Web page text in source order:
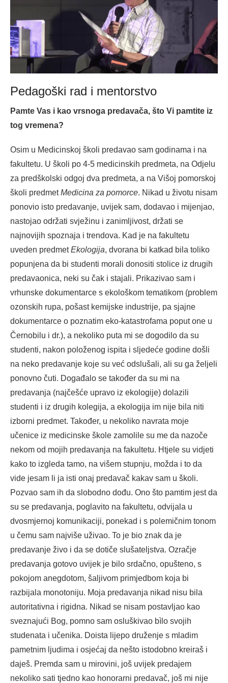
Pedagoški rad i mentorstvo
Pamte Vas i kao vrsnoga predavača, što Vi pamtite iz
tog vremena?
Osim u Medicinskoj školi predavao sam godinama i na
fakultetu. U školi po 4-5 medicinskih predmeta, na Odjelu
za predškolski odgoj dva predmeta, a na Višoj pomorskoj
školi predmetMedicina za pomorce. Nikad u životu nisam
ponovio isto predavanje, uvijek sam, dodavao i mijenjao,
nastojao održati svježinu i zanimljivost, držati se
najnovijih spoznaja i trendova. Kad je na fakultetu
uveden predmetEkologija, dvorana bi katkad bila toliko
popunjena da bi studenti morali donositi stolice iz drugih
predavaonica, neki su čak i stajali. Prikazivao sam i
vrhunske dokumentarce s ekološkom tematikom (problem
ozonskih rupa, pošast kemijske industrije, pa sjajne
dokumentarce o poznatim eko-katastrofama poput one u
Černobilu i dr.), a nekoliko puta mi se dogodilo da su
studenti, nakon položenog ispita i sljedeće godine došli
na neko predavanje koje su već odslušali, ali su ga željeli
ponovno čuti. Događalo se također da su mi na
predavanja (najčešće upravo iz ekologije) dolazili
studenti i iz drugih kolegija, a ekologija im nije bila niti
izborni predmet. Također, u nekoliko navrata moje
učenice iz medicinske škole zamolile su me da nazoče
nekom od mojih predavanja na fakultetu. Htjele su vidjeti
kako to izgleda tamo, na višem stupnju, možda i to da
vide jesam li ja isti onaj predavač kakav sam u školi.
Pozvao sam ih da slobodno dođu. Ono što pamtim jest da
su se predavanja, poglavito na fakultetu, odvijala u
dvosmjernoj komunikaciji, ponekad i s polemičnim tonom
u čemu sam najviše uživao. To je bio znak da je
predavanje živo i da se dotiče slušateljstva. Ozračje
predavanja gotovo uvijek je bilo srdačno, opušteno, s
pokojom anegdotom, šaljivom primjedbom koja bi
razbijala monotoniju. Moja predavanja nikad nisu bila
autoritativna i rigidna. Nikad se nisam postavljao kao
sveznajući Bog, pomno sam osluškivao bìlo svojih
studenata i učenika. Doista lijepo druženje s mladim
pametnim ljudima i osjećaj da nešto istodobno kreiraš i
daješ. Premda sam u mirovini, još uvijek predajem
nekoliko sati tjedno kao honorarni predavač, još mi nije